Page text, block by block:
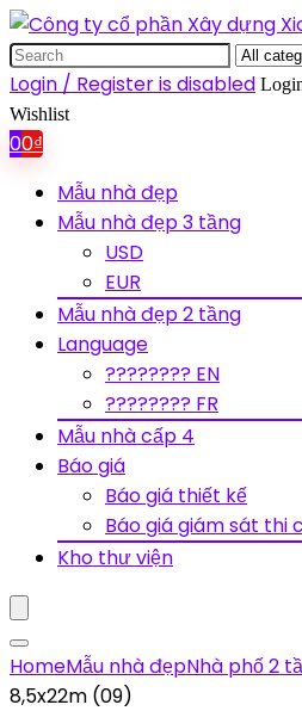
Search
for:
Login / Register is disabled
Wishlist
00₫
Mẫu nhà đẹp
Mẫu nhà đẹp 3 tầng
USD
EUR
Mẫu nhà đẹp 2 tầng
Language
???????? EN
???????? FR
Mẫu nhà cấp 4
Báo giá
Báo giá thiết kế
Báo giá giám sát thi
Kho thư viện
HomeMẫu nhà đẹpNhà phố 2
8,5x22m (09)